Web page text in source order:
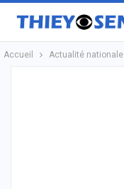
Accueil Actualité nationale